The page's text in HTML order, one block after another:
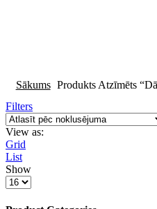
Sākums Produkts Atzīmēts
Filters
View as:
Grid
List
Show